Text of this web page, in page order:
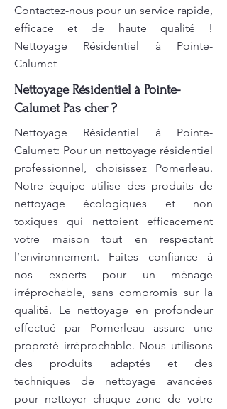
Contactez-nous pour un service rapide,
efficace et de haute qualité !
Nettoyage Résidentiel à Pointe-
Calumet
Nettoyage Résidentiel à Pointe-
Calumet Pas cher ?
Nettoyage Résidentiel à Pointe-
Calumet: Pour un nettoyage résidentiel
professionnel, choisissez Pomerleau.
Notre équipe utilise des produits de
nettoyage écologiques et non
toxiques qui nettoient efficacement
votre maison tout en respectant
l’environnement. Faites confiance à
nos experts pour un ménage
irréprochable, sans compromis sur la
qualité. Le nettoyage en profondeur
effectué par Pomerleau assure une
propreté irréprochable. Nous utilisons
des produits adaptés et des
techniques de nettoyage avancées
pour nettoyer chaque zone de votre